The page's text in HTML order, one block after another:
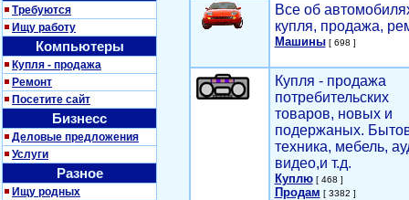
Требуются
Ищу работу
Компьютеры
Купля - продажа
Ремонт
Посетите сайт
Бизнесс
Деловые предложения
Услуги
Разное
Ищу родных
Все об
купля, продажа,
Машины[ 698 ]
Купля - продажа
потребительских
товаров, новых и
подержаных.
техника, мебель,
видео,и т.д.
Куплю[ 468 ]
Продам [ 3382 ]